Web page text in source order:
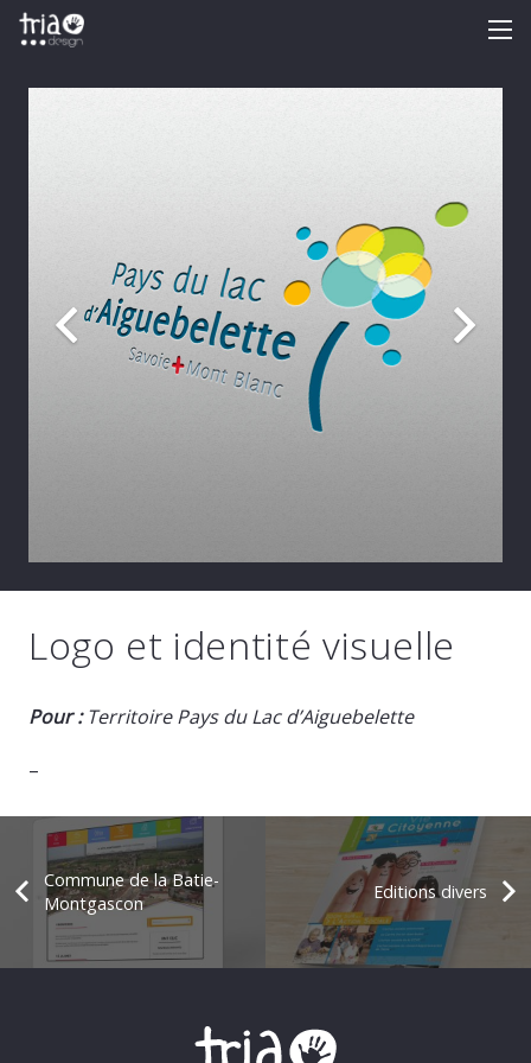
Logo et identité visuelle
Pour :Territoire Pays du Lacd’Aiguebelette
–
Commune de la Batie-
Montgascon
Editions divers